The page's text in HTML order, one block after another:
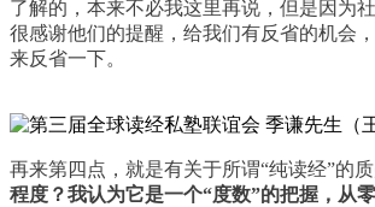
了解的，本来不必我这里再说，但是因为
很感谢他们的提醒，给我们有反省的机会
来反省一下。
再来第四点，就是有关于所谓“纯读经”的质
程度？我认为它是一个“度数”的把握，从